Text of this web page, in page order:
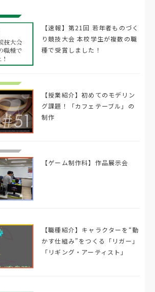
【速報】第21回 若年者ものづく
り競技大会 本校学生が複数の職
種で受賞しました！
【授業紹介】初めてのモデリン
グ課題！「カフェテーブル」の
制作
【ゲーム制作科】作品展示会
【職種紹介】キャラクターを“動
かす仕組み”をつくる「リガー」
「リギング・アーティスト」